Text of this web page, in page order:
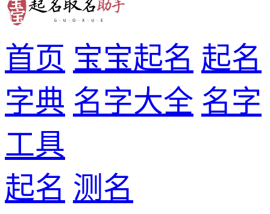
首页 宝宝起名 起名
字典 名字大全 名字
工具
起名 测名